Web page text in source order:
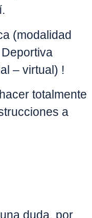
(modalidad
– virtual) !
totalmente
a
duda, por